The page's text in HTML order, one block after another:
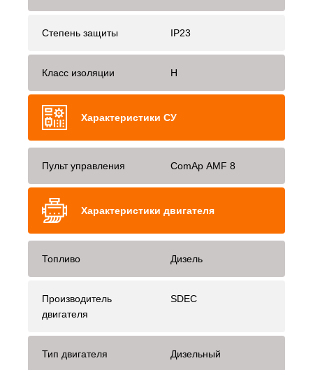
Степень защиты IP23
Класс изоляции H
Характеристики СУ
Пульт управления ComAp AMF 8
Характеристики двигателя
Топливо Дизель
Производитель
двигателя
SDEC
Тип двигателя Дизельный